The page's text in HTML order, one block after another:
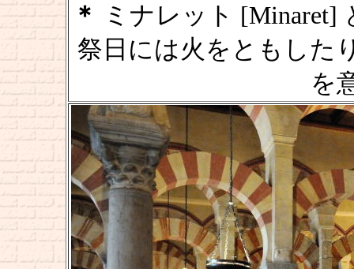
＊
ミナレット [Minaret]
祭日には火をともした
を